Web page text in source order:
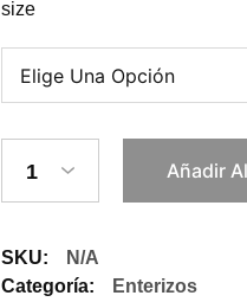
size
1 Añadir
SKU:
N/A
Categoría:
Enterizos